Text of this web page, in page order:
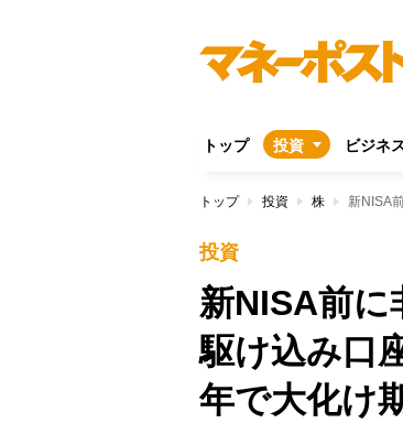
トップ 投資 ビジネ
トップ 投資 株
投資
新NISA前に
駆け込み口
年で大化け